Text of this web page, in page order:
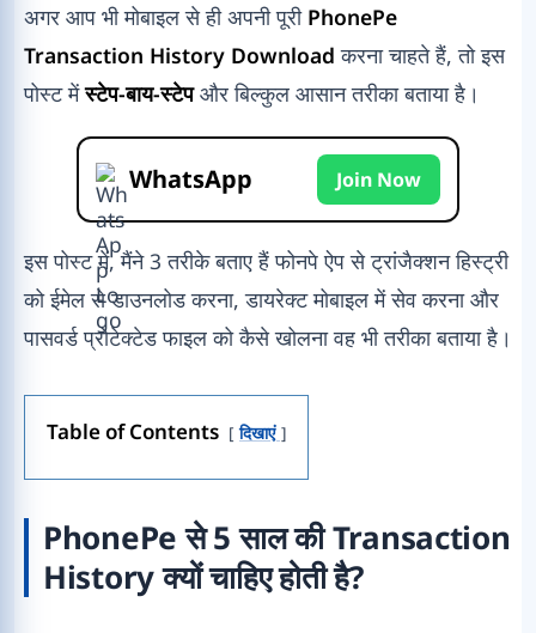
अगर आप भी मोबाइल से ही अपनी पूरी PhonePe
Transaction History Download करना चाहते हैं, तो इस
पोस्ट मेंस्टेप-बाय-स्टेपऔर बिल्कुल आसान तरीका बताया है।
WhatsApp Join Now
इस पोस्ट में, मैंने 3 तरीके बताए हैं फोनपे ऐप से ट्रांजैक्शन हिस्ट्री
को ईमेल से डाउनलोड करना, डायरेक्ट मोबाइल में सेव करना और
पासवर्ड प्रोटेक्टेड फाइल को कैसे खोलना वह भी तरीका बताया है।
Table of Contents दिखाएं
PhonePe से 5 साल की Transaction
History क्यों चाहिए होती है?